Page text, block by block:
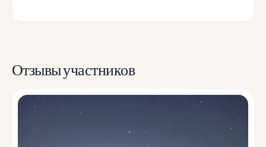
Отзывы участников